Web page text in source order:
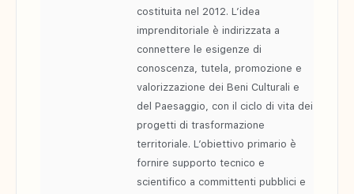
costituita nel 2012. L’idea
imprenditoriale è indirizzata a
connettere le esigenze di
conoscenza, tutela, promozione e
valorizzazione dei Beni Culturali e
del Paesaggio, con il ciclo di vita dei
progetti di trasformazione
territoriale. L’obiettivo primario è
fornire supporto tecnico e
scientifico a committenti pubblici e